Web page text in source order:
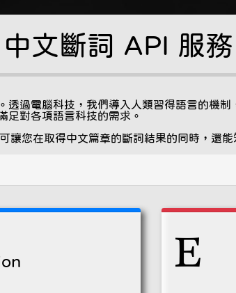
文斷詞 API 服務
透過電腦科技，我們導入人類習得語言的機
足對各項語言科技的需求。
您在取得中文篇章的斷詞結果的同時，還能